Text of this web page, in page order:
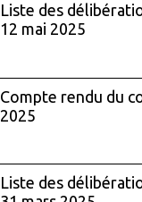
Liste des
12 mai 2025
Compte rendu du
2025
Liste des